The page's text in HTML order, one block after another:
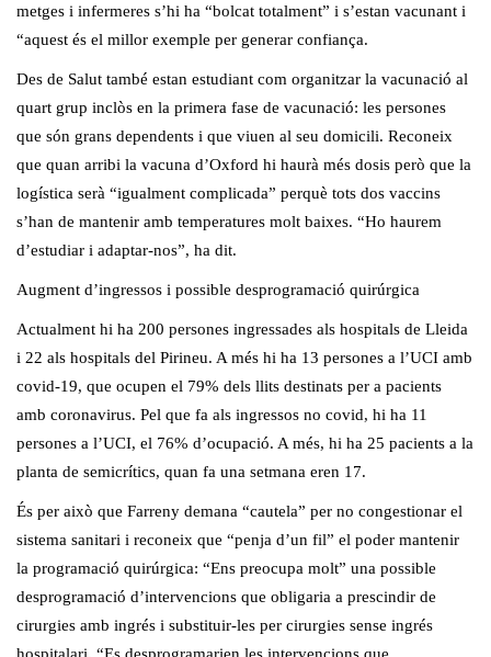
metges i infermeres s’hi ha “bolcat totalment” i s’estan vacunant i
“aquest és el millor exemple per generar confiança.
Des de Salut també estan estudiant com organitzar la vacunació al
quart grup inclòs en la primera fase de vacunació: les persones
que són grans dependents i que viuen al seu domicili. Reconeix
que quan arribi la vacuna d’Oxford hi haurà més dosis però que la
logística serà “igualment complicada” perquè tots dos vaccins
s’han de mantenir amb temperatures molt baixes. “Ho haurem
d’estudiar i adaptar-nos”, ha dit.
Augment d’ingressos i possible desprogramació quirúrgica
Actualment hi ha 200 persones ingressades als hospitals de Lleida
i 22 als hospitals del Pirineu. A més hi ha 13 persones a l’UCI amb
covid-19, que ocupen el 79% dels llits destinats per a pacients
amb coronavirus. Pel que fa als ingressos no covid, hi ha 11
persones a l’UCI, el 76% d’ocupació. A més, hi ha 25 pacients a la
planta de semicrítics, quan fa una setmana eren 17.
És per això que Farreny demana “cautela” per no congestionar el
sistema sanitari i reconeix que “penja d’un fil” el poder mantenir
la programació quirúrgica: “Ens preocupa molt” una possible
desprogramació d’intervencions que obligaria a prescindir de
cirurgies amb ingrés i substituir-les per cirurgies sense ingrés